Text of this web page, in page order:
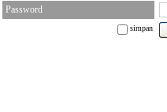
Password
simpan